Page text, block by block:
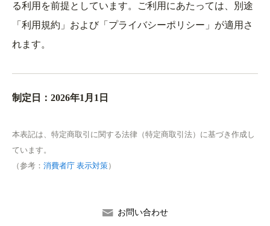
る利用を前提としています。ご利用にあたっては、別途
「利用規約」および「プライバシーポリシー」が適用さ
れます。
制定日：2026年1月1日
本表記は、特定商取引に関する法律（特定商取引法）に基づき作成し
ています。
（参考： 消費者庁 表示対策）
お問い合わせ